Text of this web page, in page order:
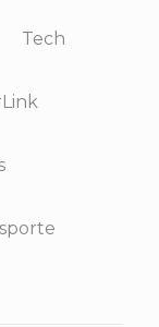
Tech